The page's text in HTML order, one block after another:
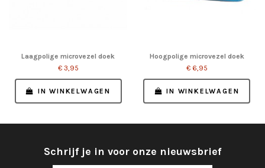
Laagpolige microvezel doek
€ 3,95
IN WINKELWAGEN
Hoogpolige microvezel doek
€ 6,95
IN WINKELWAGEN
Schrijf je in voor onze nieuwsbrief